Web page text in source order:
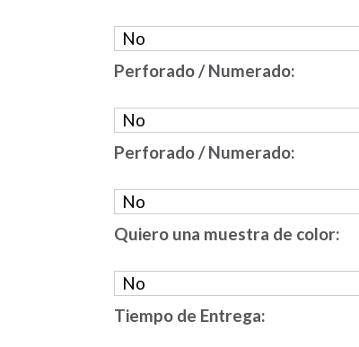
Perforado / Numerado:
Perforado / Numerado:
Quiero una muestra de color:
Tiempo de Entrega: